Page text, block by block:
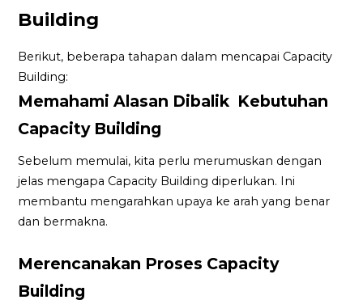
Building
Berikut, beberapa tahapan dalam mencapai Capacity
Building:
Memahami Alasan Dibalik Kebutuhan
Capacity Building
Sebelum memulai, kita perlu merumuskan dengan
jelas mengapa Capacity Building diperlukan. Ini
membantu mengarahkan upaya ke arah yang benar
dan bermakna.
Merencanakan Proses Capacity
Building